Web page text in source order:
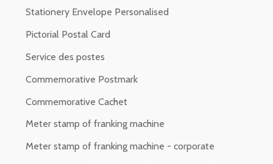
Stationery Envelope Personalised
Pictorial Postal Card
Service des postes
Commemorative Postmark
Commemorative Cachet
Meter stamp of franking machine
Meter stamp of franking machine - corporate